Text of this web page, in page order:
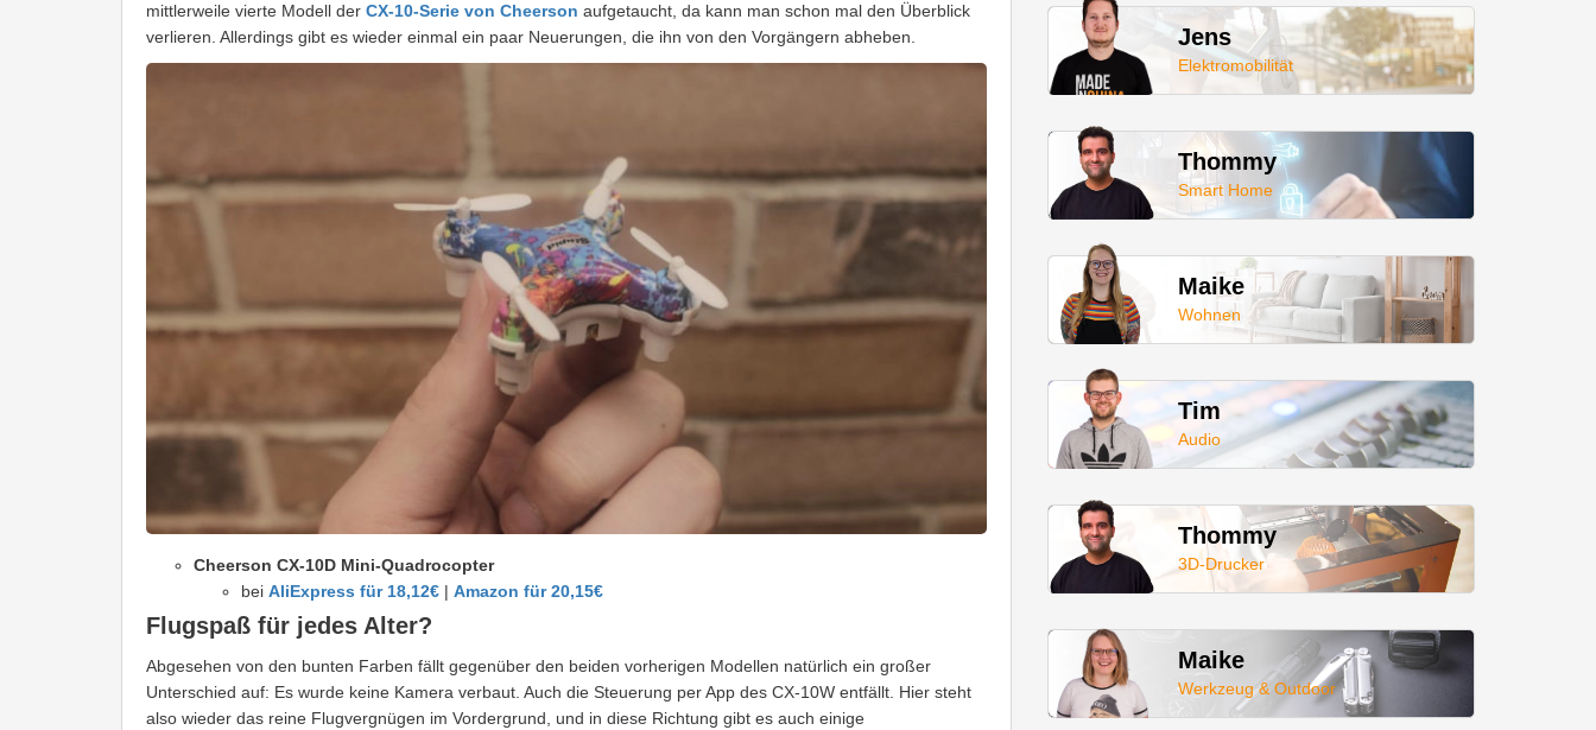
mittlerweile vierte Modell der CX-10-Serie von Cheerson aufgetaucht, da kann man schon mal den Überblick
verlieren. Allerdings gibt es wieder einmal ein paar Neuerungen, die ihn von den Vorgängern abheben.
Cheerson CX-10D Mini-Quadrocopter
bei AliExpress für 18,12€ | Amazon für 20,15€
Flugspaß für jedes Alter?
Abgesehen von den bunten Farben fällt gegenüber den beiden vorherigen Modellen natürlich ein großer
Unterschied auf: Es wurde keine Kamera verbaut. Auch die Steuerung per App des CX-10W entfällt. Hier steht
also wieder das reine Flugvergnügen im Vordergrund, und in diese Richtung gibt es auch einige
Jens
Elektromobilität
Thommy
Smart Home
Maike
Wohnen
Tim
Audio
Thommy
3D-Drucker
Maike
Werkzeug & Outdoor